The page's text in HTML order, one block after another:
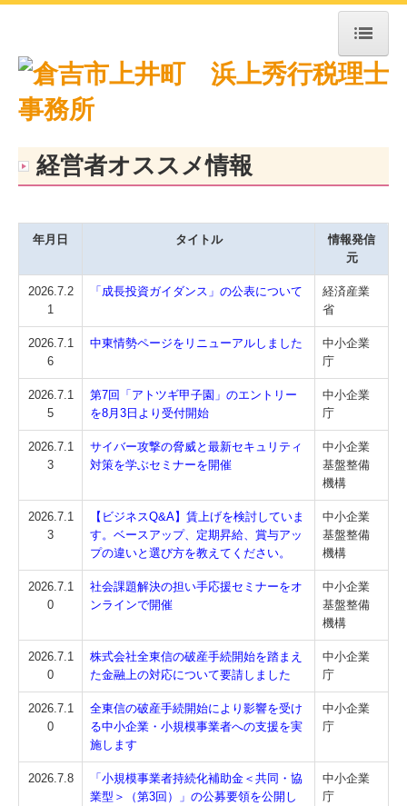
トップページ
お知らせ
事務所紹介
経営理念
交通案内
よくある質問
お問合せ
FX4クラウド
補助金・助成金・融資情報
関与先向け融資商品ご紹介
経営者お役立ち情報
経営者オススメ情報
Q&A経営相談
税務カレンダー
社長メニューASP版
TKCシステムQ&A
経営革新等支援機関とは
経営者オススメ情報
年月日 タイトル
情報発信
元
2026.7.2
1
「成長投資ガイダンス」の公表について
経済産業
省
2026.7.1
6
中東情勢ページをリニューアルしました
中小企業
庁
2026.7.1
5
第7回「アトツギ甲子園」のエントリー
を8月3日より受付開始
中小企業
庁
2026.7.1
3
サイバー攻撃の脅威と最新セキュリティ
対策を学ぶセミナーを開催
中小企業
基盤整備
機構
2026.7.1
3
【ビジネスQ&A】賃上げを検討していま
す。ベースアップ、定期昇給、賞与アッ
プの違いと選び方を教えてください。
中小企業
基盤整備
機構
2026.7.1
0
社会課題解決の担い手応援セミナーをオ
ンラインで開催
中小企業
基盤整備
機構
2026.7.1
0
株式会社全東信の破産手続開始を踏まえ
た金融上の対応について要請しました
中小企業
庁
2026.7.1
0
全東信の破産手続開始により影響を受け
る中小企業・小規模事業者への支援を実
施します
中小企業
庁
2026.7.8
「小規模事業者持続化補助金＜共同・協
業型＞（第3回）」の公募要領を公開し
中小企業
庁